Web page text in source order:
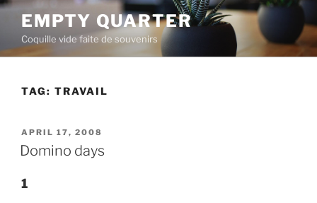
Skip
content
EMPTY QUARTER
Coquille vide faite de souvenirs
TAG: TRAVAIL
POSTED
ON
APRIL 17, 2008
Domino days
1